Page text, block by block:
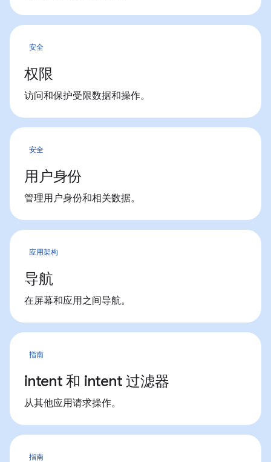
安全
权限
访问和保护受限数据和操作。
安全
用户身份
管理用户身份和相关数据。
应用架构
导航
在屏幕和应用之间导航。
指南
intent 和 intent 过滤器
从其他应用请求操作。
指南